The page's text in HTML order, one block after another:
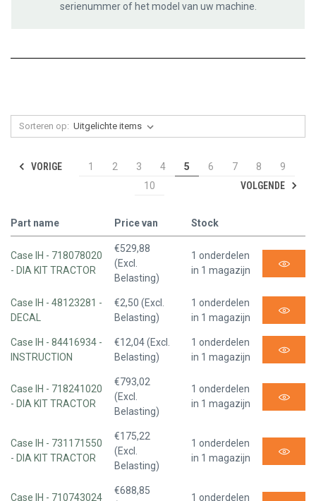
serienummer of het model van uw machine.
Sorteren op:
VORIGE 1 2 3 4 5 6 7 8
9
10
VOLGENDE
Part name Price van Stock
Case IH - 718078020
- DIA KIT TRACTOR
€529,88
(Excl.
Belasting)
1 onderdelen
in 1 magazijn
Case IH - 48123281 -
DECAL
€2,50 (Excl.
Belasting)
1 onderdelen
in 1 magazijn
Case IH - 84416934 -
INSTRUCTION
€12,04 (Excl.
Belasting)
1 onderdelen
in 1 magazijn
Case IH - 718241020
- DIA KIT TRACTOR
€793,02
(Excl.
Belasting)
1 onderdelen
in 1 magazijn
Case IH - 731171550
- DIA KIT TRACTOR
€175,22
(Excl.
Belasting)
1 onderdelen
in 1 magazijn
Case IH - 710743024
€688,85
1 onderdelen